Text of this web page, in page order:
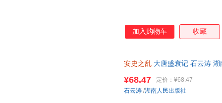
加入购物车 收藏
安史之乱 大唐盛衰记 石云涛
¥68.47 定价： ¥68.47
石云涛 /湖南人民出版社